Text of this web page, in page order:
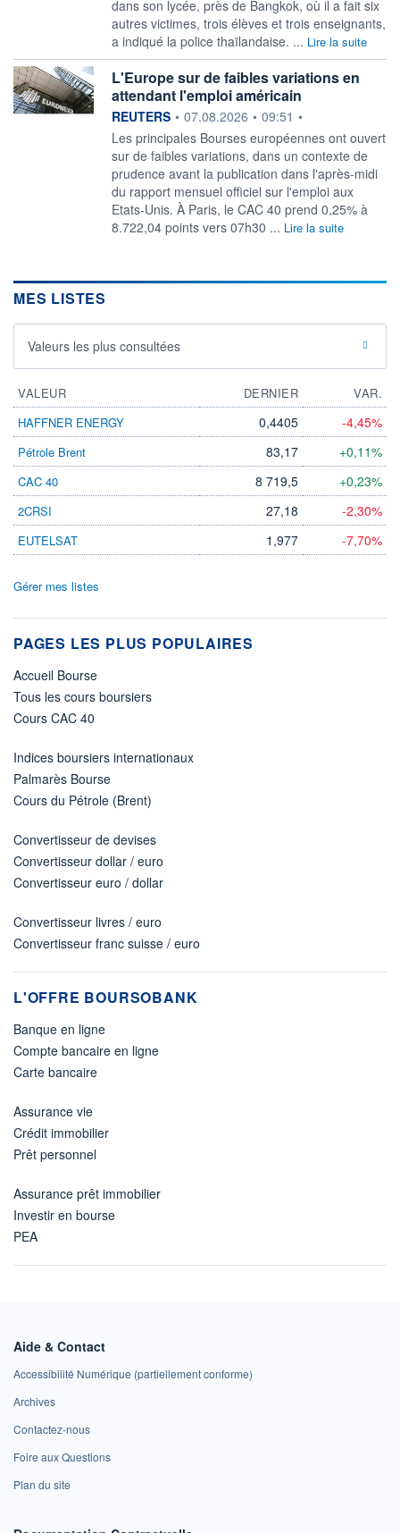
dans son lycée, près de Bangkok, où il a fait six
autres victimes, trois élèves et trois enseignants,
a indiqué la police thaïlandaise. ... Lire la suite
L'Europe sur de faibles variations en
attendant l'emploi américain
information fournie par
REUTERS • 07.08.2026 • 09:51 •
Les principales Bourses européennes ont ouvert
sur de faibles variations, ‌dans un contexte de
prudence avant la publication dans l'après-midi
du rapport mensuel officiel sur l'emploi aux
Etats-Unis. À Paris, le CAC 40 prend ​0,25% à
8.722,04 points vers 07h30 ... Lire la suite
MES LISTES
Valeurs les plus consultées
VALEUR DERNIER
VAR.
HAFFNER ENERGY
0,4405 -4,45%
Pétrole Brent 83,17 +0,11%
CAC 40 8 719,5 +0,23%
2CRSI 27,18 -2,30%
EUTELSAT 1,977 -7,70%
Gérer mes listes
PAGES LES PLUS POPULAIRES
Accueil Bourse
Tous les cours boursiers
Cours CAC 40
Indices boursiers internationaux
Palmarès Bourse
Cours du Pétrole (Brent)
Convertisseur de devises
Convertisseur dollar / euro
Convertisseur euro / dollar
Convertisseur livres / euro
Convertisseur franc suisse / euro
L'OFFRE BOURSOBANK
Banque en ligne
Compte bancaire en ligne
Carte bancaire
Assurance vie
Crédit immobilier
Prêt personnel
Assurance prêt immobilier
Investir en bourse
PEA
Aide & Contact
Accessibilité Numérique (partiellement conforme)
Archives
Contactez-nous
Foire aux Questions
Plan du site